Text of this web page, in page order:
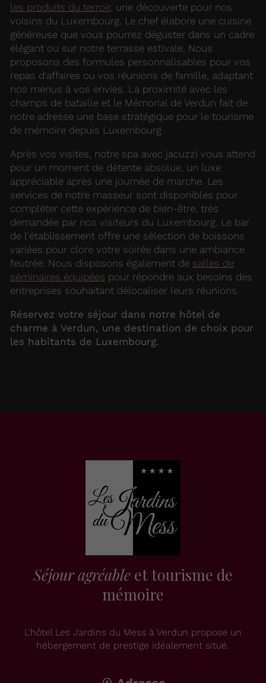
les produits du terroir, une découverte pour nos
voisins du Luxembourg. Le chef élabore une cuisine
généreuse que vous pourrez déguster dans un cadre
élégant ou sur notre terrasse estivale. Nous
proposons des formules personnalisables pour vos
repas d'affaires ou vos réunions de famille, adaptant
nos menus à vos envies. La proximité avec les
champs de bataille et le Mémorial de Verdun fait de
notre adresse une base stratégique pour le tourisme
de mémoire depuis Luxembourg.
Après vos visites, notre spa avec jacuzzi vous attend
pour un moment de détente absolue, un luxe
appréciable après une journée de marche. Les
services de notre masseur sont disponibles pour
compléter cette expérience de bien-être, très
demandée par nos visiteurs du Luxembourg. Le bar
de l'établissement offre une sélection de boissons
variées pour clore votre soirée dans une ambiance
feutrée. Nous disposons également de salles de
séminaires équipées pour répondre aux besoins des
entreprises souhaitant délocaliser leurs réunions.
Réservez votre séjour dans notre hôtel de
charme à Verdun, une destination de choix pour
les habitants de Luxembourg.
Séjour agréableet tourisme de
mémoire
L'hôtel Les Jardins du Mess à Verdun propose un
hébergement de prestige idéalement situé.